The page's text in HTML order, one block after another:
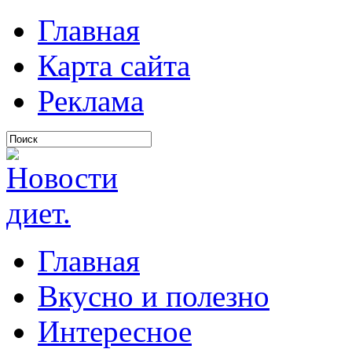
Главная
Карта сайта
Реклама
Главная
Вкусно и полезно
Интересное